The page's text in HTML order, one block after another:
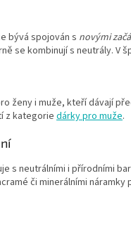
bývá spojován s novými
se kombinují s neutrály. V
ženy i muže, kteří dávají
z kategorie dárky pro muže.
s neutrálními i přírodními
či minerálními náramky